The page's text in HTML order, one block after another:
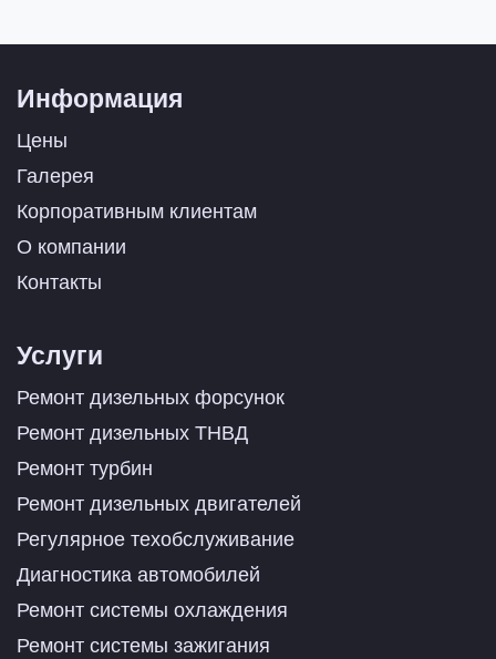
Информация
Цены
Галерея
Корпоративным клиентам
О компании
Контакты
Услуги
Ремонт дизельных форсунок
Ремонт дизельных ТНВД
Ремонт турбин
Ремонт дизельных двигателей
Регулярное техобслуживание
Диагностика автомобилей
Ремонт системы охлаждения
Ремонт системы зажигания